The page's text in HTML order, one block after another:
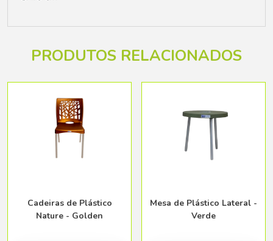
PRODUTOS RELACIONADOS
Cadeiras de Plástico
Nature - Golden
Mesa de Plástico Lateral -
Verde